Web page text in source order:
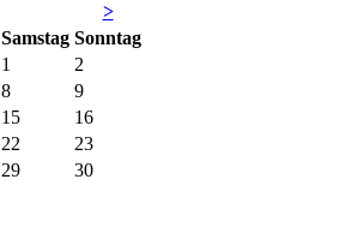
>
Samstag Sonntag
1
2
8
9
15
16
22
23
29
30